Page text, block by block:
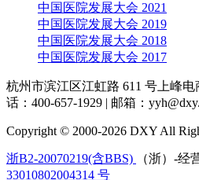
中国医院发展大会 2021
中国医院发展大会 2019
中国医院发展大会 2018
中国医院发展大会 2017
杭州市滨江区江虹路 611 号上峰电
话：400-657-1929 | 邮箱：
Copyright © 2000-2026 DXY All
浙B2-20070219(含BBS) （浙）-经
33010802004314 号